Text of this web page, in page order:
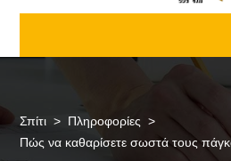
Σπίτι > Πληροφορίες >
Πώς να καθαρίσετε σωστά τους